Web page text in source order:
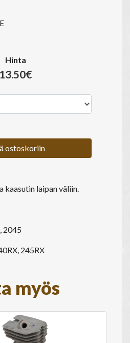
Hinta
13.50€
ostoskoriin
kaasutin laipan väliin.
2045
245RX
myös